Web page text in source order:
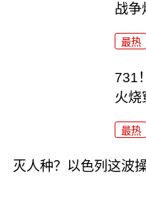
战争
最热
731
火烧
最热
灭人种？以色列这波